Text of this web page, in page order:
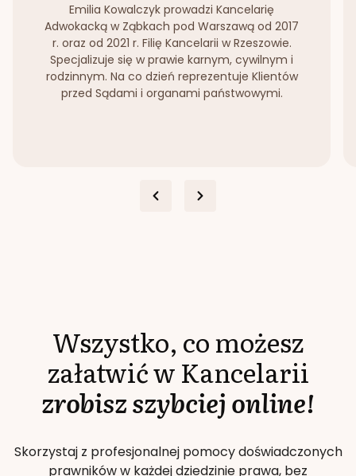
Emilia Kowalczyk prowadzi Kancelarię
Adwokacką w Ząbkach pod Warszawą od 2017
r. oraz od 2021 r. Filię Kancelarii w Rzeszowie.
Specjalizuje się w prawie karnym, cywilnym i
rodzinnym. Na co dzień reprezentuje Klientów
przed Sądami i organami państwowymi.
Wszystko, co możesz
załatwić w Kancelarii
zrobisz szybciej online!
Skorzystaj z profesjonalnej pomocy doświadczonych
prawników w każdej dziedzinie prawa, bez